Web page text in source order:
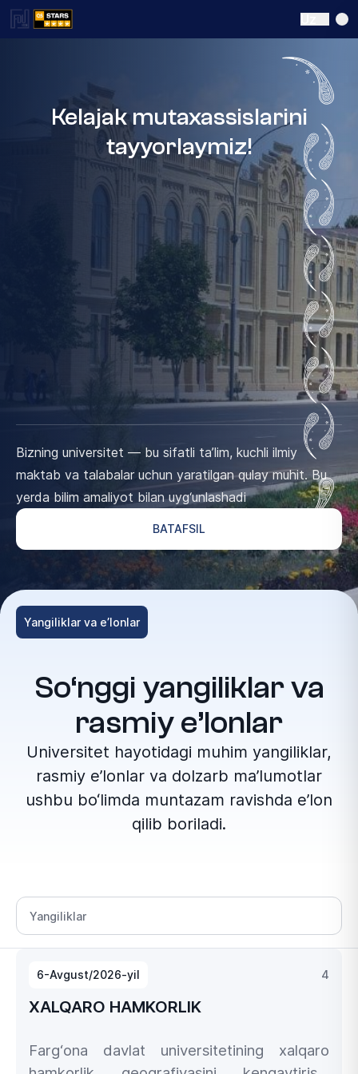
Kelajak mutaxassislarini
tayyorlaymiz!
Bizning universitet — bu sifatli ta’lim, kuchli ilmiy
maktab va talabalar uchun yaratilgan qulay muhit. Bu
yerda bilim amaliyot bilan uyg‘unlashadi
BATAFSIL
Yangiliklar va e’lonlar
So‘nggi yangiliklar va
rasmiy e’lonlar
Universitet hayotidagi muhim yangiliklar,
rasmiy e’lonlar va dolzarb ma’lumotlar
ushbu bo‘limda muntazam ravishda e’lon
qilib boriladi.
Bo‘lim tanlang
6-Avgust/2026-yil 4
XALQARO HAMKORLIK
Farg‘ona davlat universitetining xalqaro